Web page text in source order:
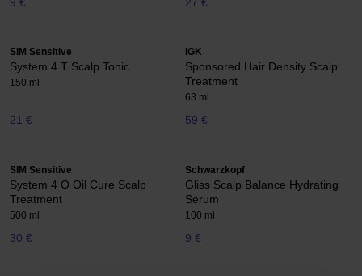
SIM Sensitive
System 4 T Scalp Tonic
150 ml
21 €
IGK
Sponsored Hair Density Scalp
Treatment
63 ml
59 €
SIM Sensitive
System 4 O Oil Cure Scalp
Treatment
500 ml
30 €
Schwarzkopf
Gliss Scalp Balance Hydrating
Serum
100 ml
9 €